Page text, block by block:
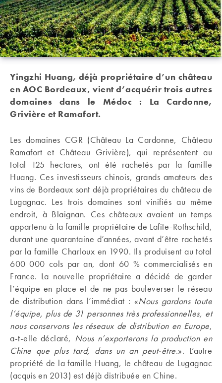
Yingzhi Huang, déjà propriétaire d’un château
en AOC Bordeaux, vient d’acquérir trois autres
domaines dans le Médoc : La Cardonne,
Grivière et Ramafort.
Les domaines CGR (Château La Cardonne, Château
Ramafort et Château Grivière), qui représentent au
total 125 hectares, ont été rachetés par la famille
Huang. Ces investisseurs chinois, grands amateurs des
vins de Bordeaux sont déjà propriétaires du château de
Lugagnac. Les trois domaines sont vinifiés au même
endroit, à Blaignan. Ces châteaux avaient un temps
appartenu à la famille propriétaire de Lafite-Rothschild,
durant une quarantaine d’années, avant d’être rachetés
par la famille Charloux en 1990. Ils produisent au total
600 000 cols par an, dont 60 % commercialisés en
France. La nouvelle propriétaire a décidé de garder
l’équipe en place et de ne pas bouleverser le réseau
de distribution dans l’immédiat : «Nous gardons toute
l’équipe, plus de 31 personnes très professionnelles, et
nous conservons les réseaux de distribution en Europe,
a-t-elle déclaré, Nous n’exporterons la production en
Chine que plus tard, dans un an peut-être.». L’autre
propriété de la famille Huang, le château de Lugagnac
(acquis en 2013) est déjà distribuée en Chine.